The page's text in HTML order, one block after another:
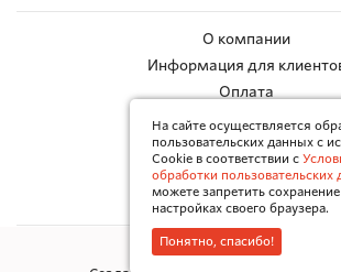
О компании
Информация для
Оплата
Работа с браком
Каталоги в PDF
Контакты
Политика
На сайте осуществляется
пользовательских данных с
Cookie в соответствии с
обработки пользовательских
можете запретить
настройках своего браузера.
Понятно, спасибо!